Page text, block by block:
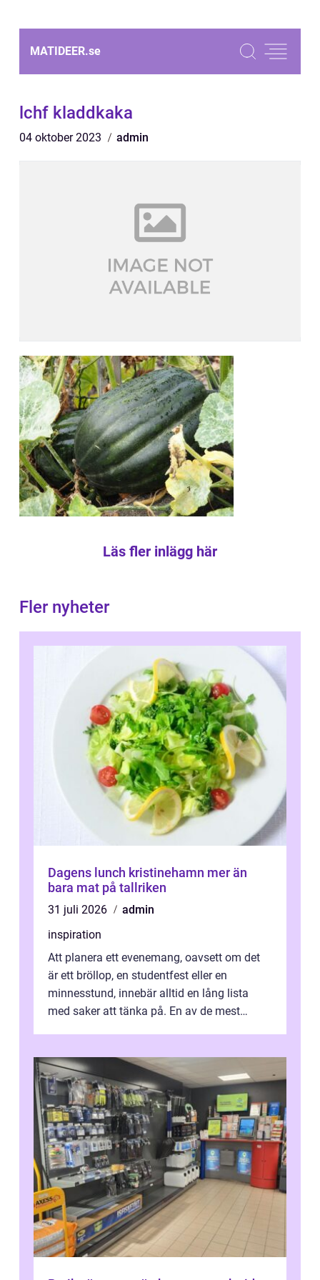
MATIDEER.se
lchf kladdkaka
04 oktober 2023 admin
Läs fler inlägg här
Fler nyheter
Dagens lunch kristinehamn mer än
bara mat på tallriken
31 juli 2026
admin
inspiration
Att planera ett evenemang, oavsett om det
är ett bröllop, en studentfest eller en
minnesstund, innebär alltid en lång lista
med saker att tänka på. En av de mest